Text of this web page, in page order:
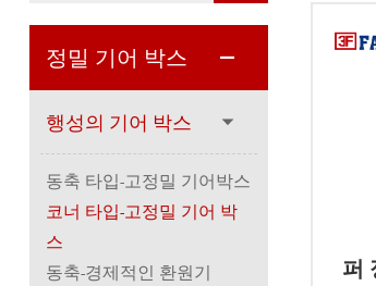
정밀 기어 박스
행성의 기어 박스
동축 타입-고정밀 기어박스
코너 타입-고정밀 기어 박
스
동축-경제적인 환원기
퍼